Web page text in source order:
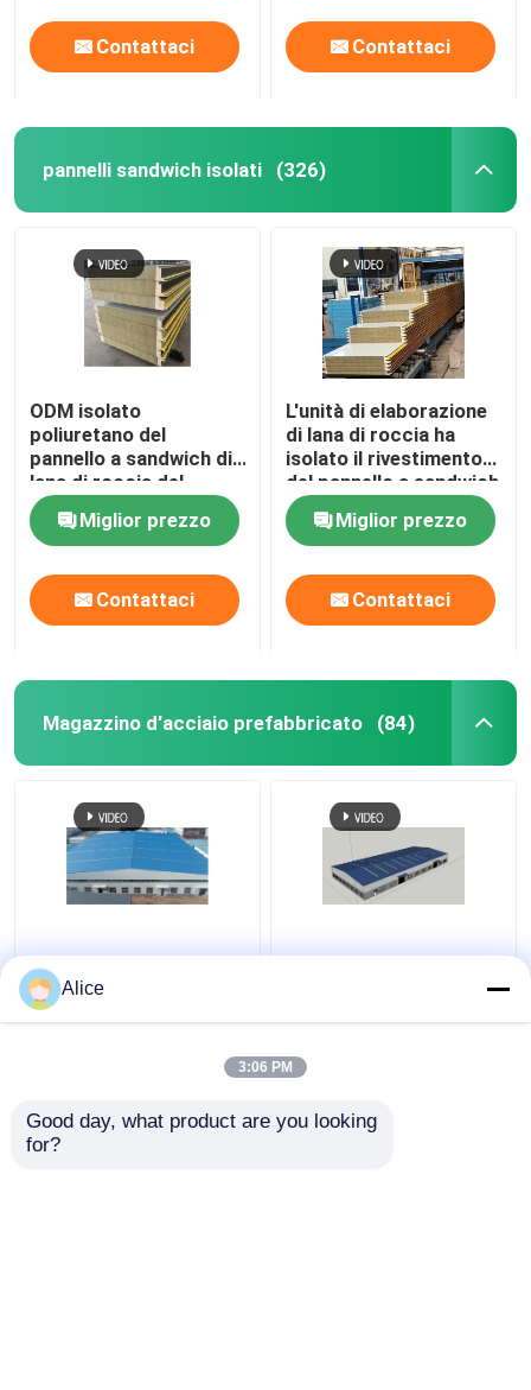
Contattaci Contattaci
pannelli sandwich isolati (326)
ODM isolato
poliuretano del
pannello a sandwich di
lana di roccia del
gruppo di lavoro del
magazzinoMiglior prezzo
Contattaci
L'unità di elaborazione
di lana di roccia ha
isolato il rivestimento
del pannello a sandwich
del pannello per il tetto
e la pareteMiglior prezzo
Contattaci
Magazzino d'acciaio prefabbricato (84)
Costruzioni d'acciaio
prefabbricate
industriali del
ODM prefabbricato
struttura d'acciaio
Alice
3:06 PM
Good day, what product are you looking
for?